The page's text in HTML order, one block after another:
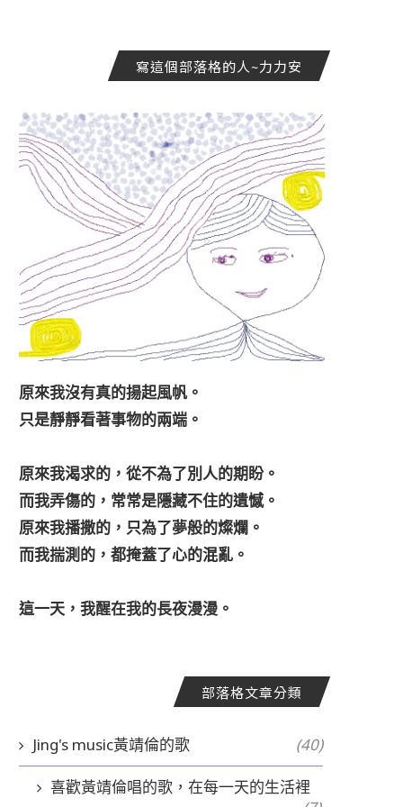
寫這個部落格的人~力力安
原來我沒有真的揚起風帆。
只是靜靜看著事物的兩端。
原來我渴求的，從不為了別人的期盼。
而我弄傷的，常常是隱藏不住的遺憾。
原來我播撒的，只為了夢般的燦爛。
而我揣測的，都掩蓋了心的混亂。
這一天，我醒在我的長夜漫漫。
部落格文章分類
Jing's music黃靖倫的歌 (40)
喜歡黃靖倫唱的歌，在每一天的生活裡